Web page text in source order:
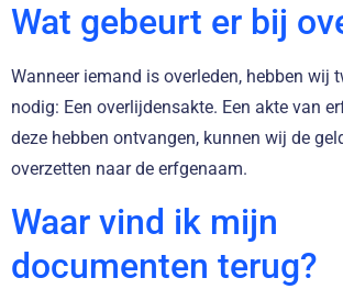
Wat gebeurt er bij
Wanneer iemand is overleden, hebben wij
nodig: Een overlijdensakte. Een akte van
deze hebben ontvangen, kunnen wij de
overzetten naar de erfgenaam.
Waar vind ik mijn
documenten terug?